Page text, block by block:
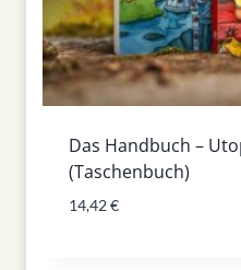
Das Handbuch –
(Taschenbuch)
14,42€